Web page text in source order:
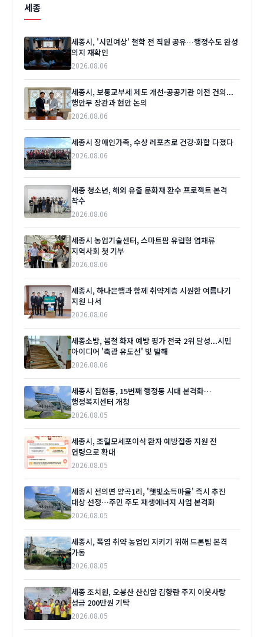
세종
세종시, '시민여상' 철학 전 직원 공유…행정수도 완성
의지 재확인
2026.08.06
세종시, 보통교부세 제도 개선·공공기관 이전 건의...
행안부 장관과 현안 논의
2026.08.06
세종시 장애인가족, 수상 레포츠로 건강·화합 다졌다
2026.08.06
세종 청소년, 해외 유출 문화재 환수 프로젝트 본격
착수
2026.08.06
세종시 농업기술센터, 스마트팜 유럽형 엽채류
지역사회 첫 기부
2026.08.06
세종시, 하나은행과 함께 취약계층 시원한 여름나기
지원 나서
2026.08.06
세종소방, 봄철 화재 예방 평가 전국 2위 달성...시민
아이디어 '축광 유도선' 빛 발해
2026.08.06
세종시 집현동, 15번째 행정동 시대 본격화…
행정복지센터 개청
2026.08.05
세종시, 조혈모세포이식 환자 예방접종 지원 전
연령으로 확대
2026.08.05
세종시 전의면 양곡1리, '햇빛소득마을' 즉시 추진
대상 선정…주민 주도 재생에너지 사업 본격화
2026.08.05
세종시, 폭염 취약 농업인 지키기 위해 드론팀 본격
가동
2026.08.05
세종 조치원, 오봉산 산신암 김향란 주지 이웃사랑
성금 200만원 기탁
2026.08.05